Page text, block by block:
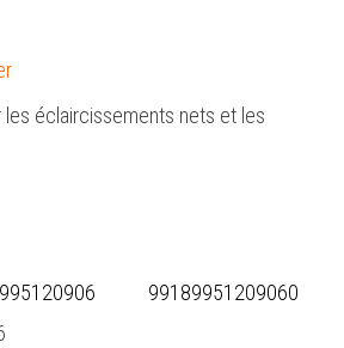
les éclaircissements nets et les
99189951209060